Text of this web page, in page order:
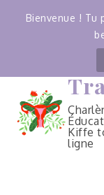
Bienvenue ! Tu
content
Kiffe
ligne